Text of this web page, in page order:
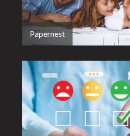
Papernest